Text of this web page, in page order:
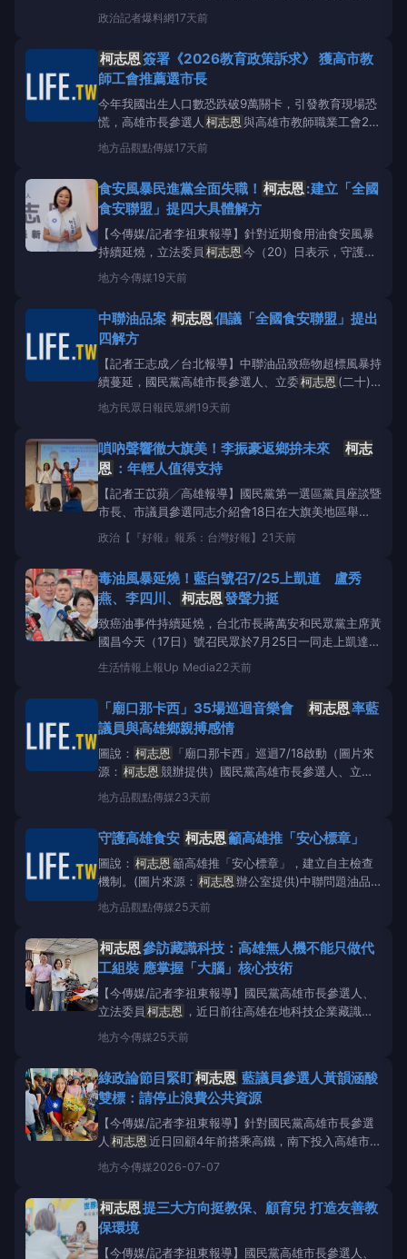
一致推薦國民黨立委
會表示，
柯志恩
深耕教育界26年，具備完整教育專業
因此獲得工會一致支持。 ▲柯志恩出席高雄市教師職
業工會
政治記者爆料網17天前
柯志恩簽署《2026教育政策訴求》 獲高市教
師工會推薦選市長
今年我國出生人口數恐跌破9萬關卡，引發教育現場恐
慌，高雄市長參選人 柯志恩 與高雄市教師職業工會22
召開記者會宣布，若當選高雄市長，將於116學年度立
刻全面調降國中小班級人數，並將敦促中央修訂《班級
降至20人，另同步啟動高中職逐年調降至每班30人，
以
地方品觀點傳媒17天前
食安風暴民進黨全面失職！ 柯志恩:建立「全國
食安聯盟」提四大具體解方
【今傳媒/記者李祖東報導】針對近期食用油食安風暴
持續延燒，立法委員 柯志恩 今（20）日表示，守護國
人的餐桌安全，是政府無可推諉的責任。然而，中央政
府從六月底接獲通報至今已超過3週，不僅真相遲遲無
走板的行徑，讓人民深刻感受到執政黨的傲慢與冷
漠。柯志恩
地方今傳媒19天前
中聯油品案 柯志恩倡議「全國食安聯盟」提出
四解方
【記者王志成／台北報導】中聯油品致癌物超標風暴持
續蔓延，國民黨高雄市長參選人、立委柯志恩 (二十)
日發表新聞稿，正式倡議成立「全國食安聯盟」，盼串
聯全台在野陣營縣市首長與參選人，建構地方自救與區
志恩表示，食品安全關乎全民健康，不應區分
地方民眾日報民眾網19天前
嗩吶聲響徹大旗美！李振豪返鄉拚未來
柯志
恩 ：年輕人值得支持
【記者王苡蘋╱高雄報導】國民黨第一選區黨員座談暨
市長、市議員參選同志介紹會18日在大旗美地區舉
行，市長參選人
柯志恩
、前立法院長王金平及黨籍參
選人共同出席，凝聚基層向心力。其中，返鄉投入地方
合客家文化特色，成為現場關注焦點。柯志恩表
政治 【『好報』報系：台灣好報】 21天前
毒油風暴延燒！藍白號召7/25上凱道 盧秀
燕、李四川、
柯志恩發聲力挺
致癌油事件持續延燒，台北市長蔣萬安和民眾黨主席黃
國昌今天（17日）號召民眾於7月25日一同走上凱達格
蘭大道，「既然民進黨政府不願負責、不肯面對民意，
我們必須站出來，替人民發聲。」對此，國民黨高雄市
架！」國民黨新北市長參選人李四川也一同力挺民眾走
上街頭。
生活情報 上報Up Media22天前
「廟口那卡西」35場巡迴音樂會 柯志恩率藍
議員與高雄鄉親搏感情
圖說： 柯志恩
「廟口那卡西」巡迴7/18啟動（圖片來
源： 柯志恩 競辦提供）國民黨高雄市長參選人、立法
委員
柯志恩 16日舉辦「高雄那卡西・
歌」記者會，宣布自7月18日起展開35場巡迴音樂會，
與陪伴帶進社區。國民黨議員許采蓁、李雅靜、蔡
地方品觀點傳媒23天前
守護高雄食安 柯志恩籲高雄推「安心標章」
圖說： 柯志恩 籲高雄推「安心標章」，建立自主檢查
機制。(圖片來源： 柯志恩 辦公室提供)中聯問題油品
風暴持續擴大，受害名單延燒至多家知名餐飲品牌，引
發社會高度恐慌。面對食藥署在風險尚未完全釐清之
質疑，並高度肯定且支持高雄市，採取最嚴格的「不分
批
地方品觀點傳媒25天前
柯志恩參訪藏識科技：高雄無人機不能只做代
工組裝 應掌握「大腦」核心技術
【今傳媒/記者李祖東報導】國民黨高雄市長參選人、
立法委員 柯志恩
，近日前往高雄在地科技企業藏識科
技參訪，了解無人機飛控系統、AI多機協同、空間資訊
整合及模擬訓練等技術應用，並實際體驗無人機模擬系
無人機產業，不能只停留在整機製造，更要掌握飛控、
AI演算、
地方今傳媒25天前
綠政論節目緊盯柯志恩
雙標：請停止浪費公共資源
【今傳媒/記者李祖東報導】針對國民黨高雄市長參選
人 柯志恩 近日回顧4年前搭乘高鐵，南下投入高雄市長
選戰的照片，遭部分綠營政論節目及媒體大篇幅討論其
包包與行李箱價格，更以「珠光寶氣」形容
授翁達瑞才因聲稱 柯志恩戴名錶翻車、公開道歉；沒
想到親綠媒體
地方今傳媒2026-07-07
柯志恩提三大方向挺教保、顧育兒 打造友善教
保環境
【今傳媒/記者李祖東報導】國民黨高雄市長參選人、